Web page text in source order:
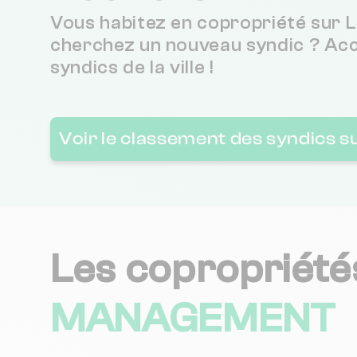
ARDOUIN IMMOBILIER
ADM
Vous habitez en copropriété sur
cherchez un nouveau syndic ?
syndics de la ville !
Voir le classement des syndics
Les
MANAGEMENT